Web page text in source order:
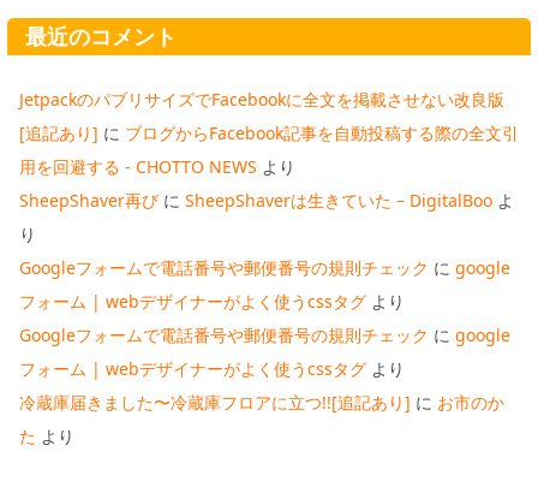
最近のコメント
JetpackのパブリサイズでFacebookに全文を掲載させない改良版
[追記あり] に ブログからFacebook記事を自動投稿する際の全文引
用を回避する - CHOTTO NEWS より
SheepShaver再び に SheepShaverは生きていた – DigitalBoo よ
り
Googleフォームで電話番号や郵便番号の規則チェック に google
フォーム | webデザイナーがよく使うcssタグ より
Googleフォームで電話番号や郵便番号の規則チェック に google
フォーム | webデザイナーがよく使うcssタグ より
冷蔵庫届きました〜冷蔵庫フロアに立つ!![追記あり] に お市のか
た より